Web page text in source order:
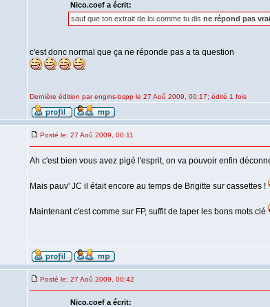
Nico.coef a écrit:
sauf que ton extrait de loi comme tu dis ne répond pas
c'est donc normal que ça ne réponde pas a ta question
Dernière édition par engins-bspp le 27 Aoû 2009, 00:17; édité 1 fois
Posté le: 27 Aoû 2009, 00:11
Ah c'est bien vous avez pigé l'esprit, on va pouvoir enfin
Mais pauv' JC il était encore au temps de Brigitte sur cassettes !
Maintenant c'est comme sur FP, suffit de taper les bons mots clé
Posté le: 27 Aoû 2009, 00:42
Nico.coef a écrit: